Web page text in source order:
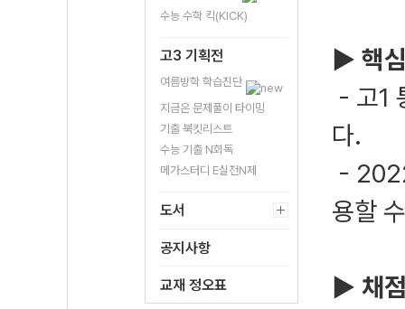
수능 수학 킥(KICK)
고3 기획전
여름방학 학습진단
지금은 문제풀이 타이밍
기출 북킷리스트
수능 기출 N회독
메가스터디 E실전N제
도서
공지사항
교재 정오표
▶ 핵
- 고1
다.
-
용할
▶ 채